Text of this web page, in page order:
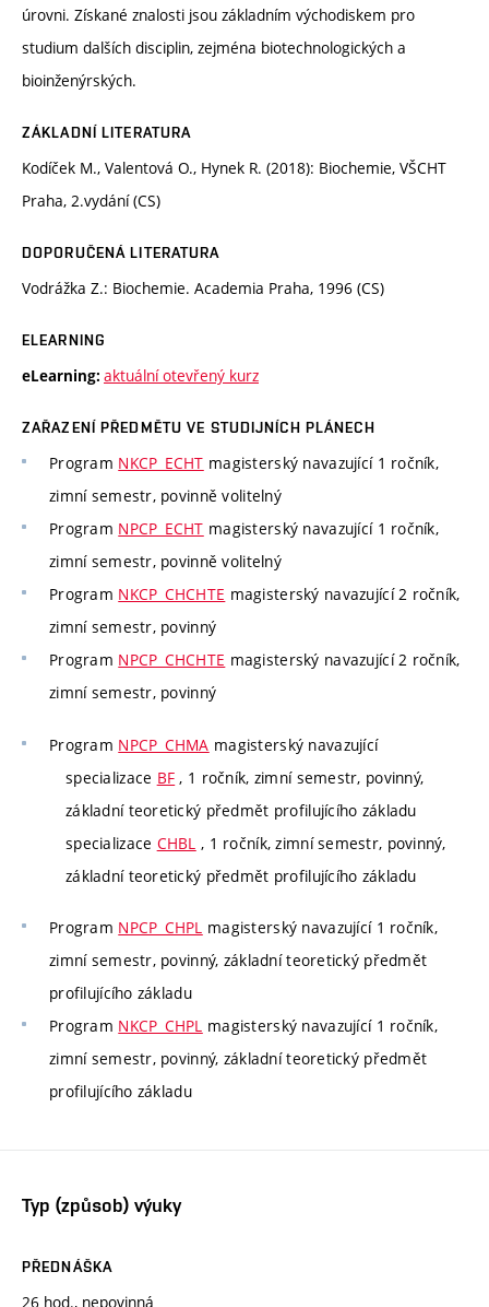
úrovni. Získané znalosti jsou základním východiskem pro
studium dalších disciplin, zejména biotechnologických a
bioinženýrských.
ZÁKLADNÍ LITERATURA
Kodíček M., Valentová O., Hynek R. (2018): Biochemie, VŠCHT
Praha, 2.vydání (CS)
DOPORUČENÁ LITERATURA
Vodrážka Z.: Biochemie. Academia Praha, 1996 (CS)
ELEARNING
eLearning: aktuální otevřený kurz
ZAŘAZENÍ PŘEDMĚTU VE STUDIJNÍCH PLÁNECH
Program NKCP_ECHT magisterský navazující 1 ročník,
zimní semestr, povinně volitelný
Program NPCP_ECHT magisterský navazující 1 ročník,
zimní semestr, povinně volitelný
Program NKCP_CHCHTE magisterský navazující 2 ročník,
zimní semestr, povinný
Program NPCP_CHCHTE magisterský navazující 2 ročník,
zimní semestr, povinný
Program NPCP_CHMA magisterský navazující
specializace BF , 1 ročník, zimní semestr, povinný,
základní teoretický předmět profilujícího základu
specializace CHBL , 1 ročník, zimní semestr, povinný,
základní teoretický předmět profilujícího základu
Program NPCP_CHPL magisterský navazující 1 ročník,
zimní semestr, povinný, základní teoretický předmět
profilujícího základu
Program NKCP_CHPL magisterský navazující 1 ročník,
zimní semestr, povinný, základní teoretický předmět
profilujícího základu
Typ (způsob) výuky
PŘEDNÁŠKA
26 hod., nepovinná